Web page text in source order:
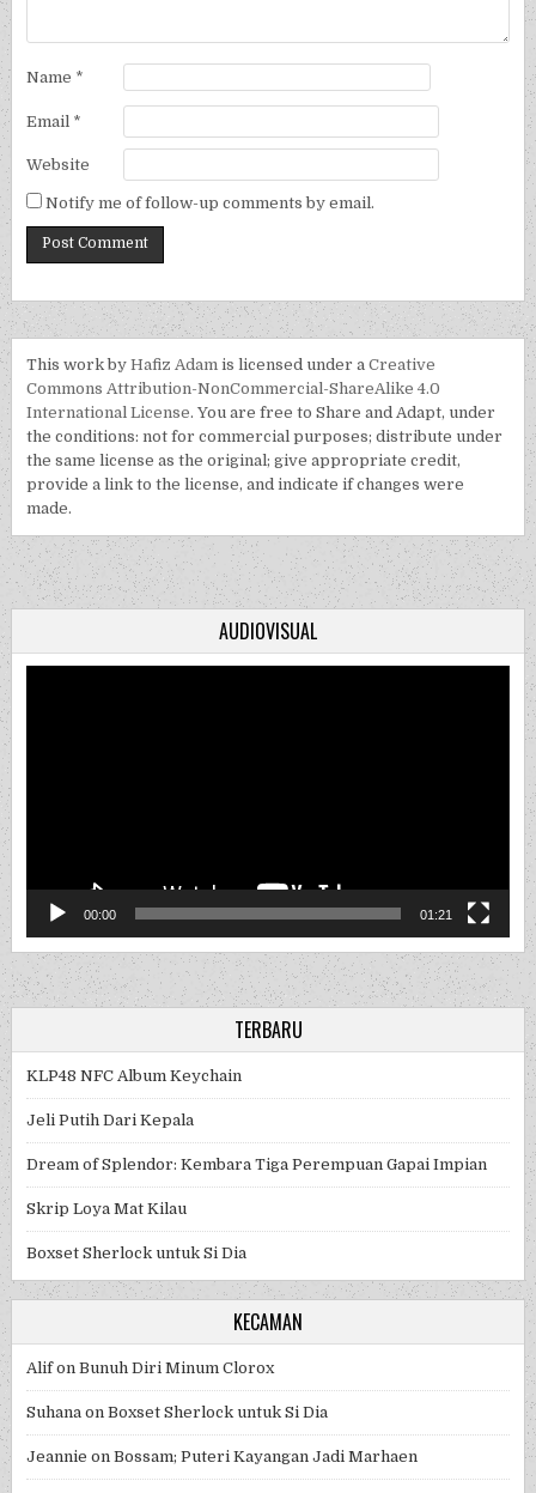
Name *
Email *
Website
Notify me of follow-up comments by email.
This work byHafiz Adam is licensed under aCreative
Commons Attribution-NonCommercial-ShareAlike 4.0
International License. You are free to Share and Adapt, under
the conditions: not for commercial purposes; distribute under
the same license as the original; give appropriate credit,
provide a link to the license, and indicate if changes were
made.
AUDIOVISUAL
00:00 01:21
TERBARU
KLP48 NFC Album Keychain
Jeli Putih Dari Kepala
Dream of Splendor: Kembara Tiga Perempuan Gapai Impian
Skrip Loya Mat Kilau
Boxset Sherlock untuk Si Dia
KECAMAN
AlifonBunuh Diri Minum Clorox
Suhana onBoxset Sherlock untuk Si Dia
Jeannie onBossam; Puteri Kayangan Jadi Marhaen